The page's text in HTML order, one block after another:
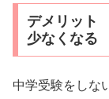
デメリット
少なくなる
中学受験をしな